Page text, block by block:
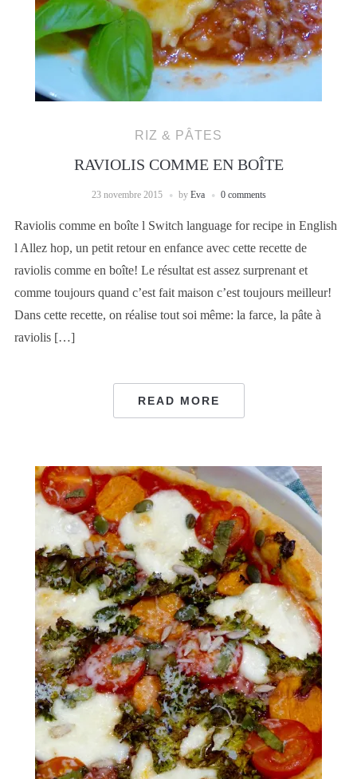
RIZ & PÂTES
RAVIOLIS COMME EN BOÎTE
23 novembre 2015 by Eva 0 comments
Raviolis comme en boîte l Switch language for recipe in English
l Allez hop, un petit retour en enfance avec cette recette de
raviolis comme en boîte! Le résultat est assez surprenant et
comme toujours quand c’est fait maison c’est toujours meilleur!
Dans cette recette, on réalise tout soi même: la farce, la pâte à
raviolis […]
READ MORE